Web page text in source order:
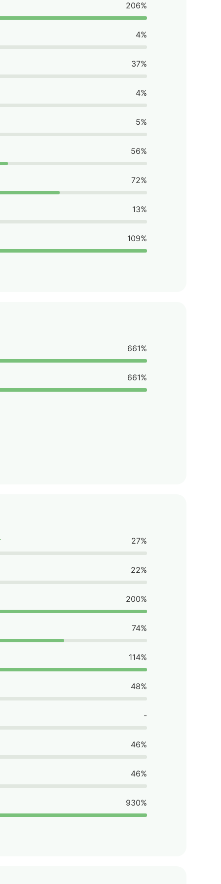
206%
4%
37%
4%
5%
56%
72%
13%
109%
661%
661%
27%
22%
200%
74%
114%
48%
-
46%
46%
930%